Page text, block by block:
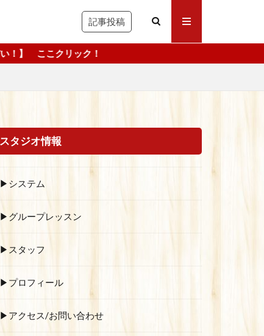
記事投稿
スタジオ情報
▶システム
▶グループレッスン
▶スタッフ
▶プロフィール
▶アクセス/お問い合わせ